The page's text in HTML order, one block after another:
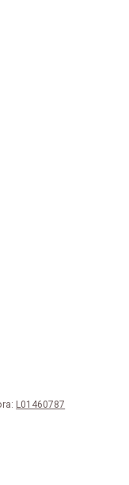
L01460787